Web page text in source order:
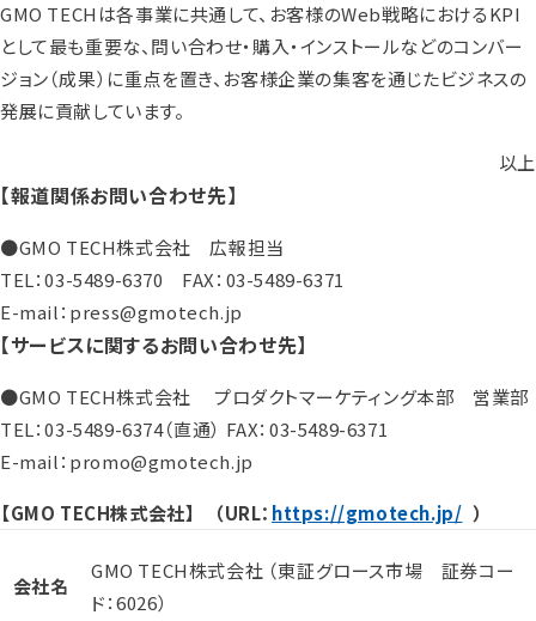
GMO TECHは各事業に共通して、お客様のWeb戦略におけるKPI
として最も重要な、問い合わせ・購入・インストールなどのコンバー
ジョン（成果）に重点を置き、お客様企業の集客を通じたビジネスの
発展に貢献しています。
以上
【報道関係お問い合わせ先】
●GMO TECH株式会社 広報担当
TEL：03-5489-6370 FAX：03-5489-6371
E-mail：press@gmotech.jp
【サービスに関するお問い合わせ先】
●GMO TECH株式会社 プロダクトマーケティング本部 営業部
TEL：03-5489-6374（直通） FAX：03-5489-6371
E-mail：promo@gmotech.jp
【GMO TECH株式会社】 （URL： https://gmotech.jp/ ）
会社名
GMO TECH株式会社 （東証グロース市場 証券コー
ド：6026）